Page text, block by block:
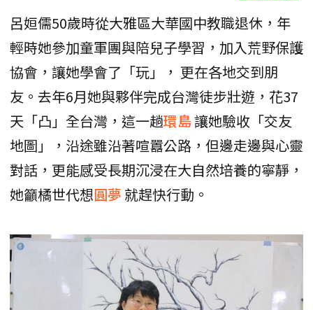
呂姮儒50歲時從大雅區大華國中教職退休，年
輕時她參加童軍團與陪兒子學習，加入荒野保護
協會，讓她學會了「玩」， 更在各地交到朋
友。去年6月她與夥伴完成台灣徒步壯遊，花37
天「凸」全台灣，這一趟環島讓她驗收「交友
地圖」，沿途雖沿著喧囂公路，但邊走邊與心靈
對話，更能感受長期沉浸在大自然培養的寧靜，
她籲橘世代想圓夢 就趕快行動。